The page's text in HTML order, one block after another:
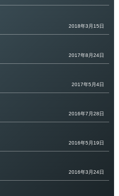
2018年3月15日
2017年8月24日
2017年5月4日
2016年7月28日
2016年5月19日
2016年3月24日